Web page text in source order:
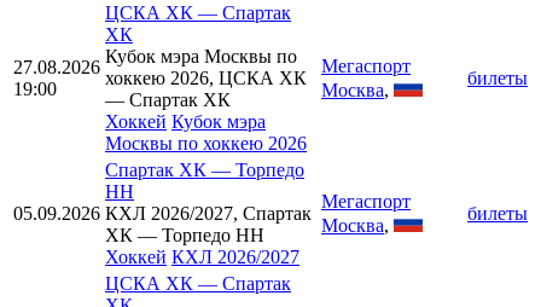
27.08.2026
19:00
ЦСКА ХК — Спартак
ХК
Кубок мэра Москвы по
хоккею 2026, ЦСКА ХК
— Спартак ХК
Хоккей Кубок мэра
Москвы по хоккею 2026
Мегаспорт
Москва,
билеты
05.09.2026
Спартак ХК — Торпедо
НН
КХЛ 2026/2027, Спартак
ХК — Торпедо НН
Хоккей КХЛ 2026/2027
Мегаспорт
Москва,
билеты
ЦСКА ХК — Спартак